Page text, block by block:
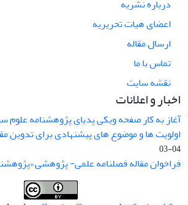
درباره نشریه
اعضای هیات تحریریه
ارسال مقاله
تماس با ما
نقشه سایت
اخبار و اعلانات
آغاز به کار صفحه ویکی پدیای پژوهشنامه علوم
اولویت ها و موضوع های پیشنهادی برای تدوین
04-03
فراخوان مقاله فصلنامه علمی- پژوهشی